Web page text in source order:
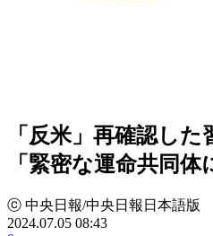
「反米」再確認し
「緊密な運命共同体
ⓒ 中央日報/中央日報日本語版
2024.07.05 08:43